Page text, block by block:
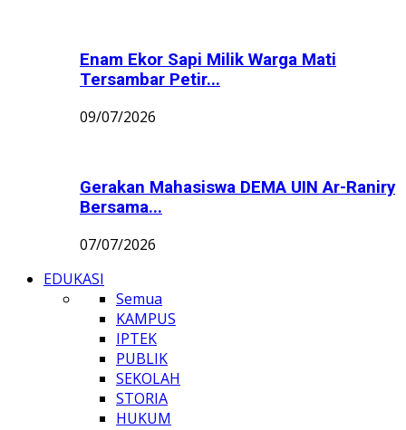
Enam Ekor Sapi Milik Warga Mati
Tersambar Petir...
09/07/2026
Gerakan Mahasiswa DEMA UIN Ar-Raniry
Bersama...
07/07/2026
EDUKASI
Semua
KAMPUS
IPTEK
PUBLIK
SEKOLAH
STORIA
HUKUM